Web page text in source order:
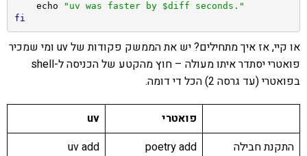
    echo
"uv was faster by $diff seconds."
fi
או קיי, אז איך מתחילים? יש את הממשק פקודות של uv ומי שמכיר
פואטרי יסתדר איתו מעולה – חוץ מהקטע של הכניסה ל-shell
בפואטרי (עד גרסה 2) הכל די דומה.
פואטרי
uv
התקנת חבילה
poetry add
uv add